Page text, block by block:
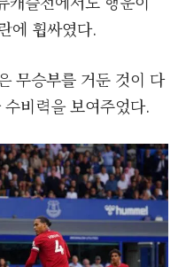
에 휩싸였다.
무승부를 거둔 것이 다
비력을 보여주었다.